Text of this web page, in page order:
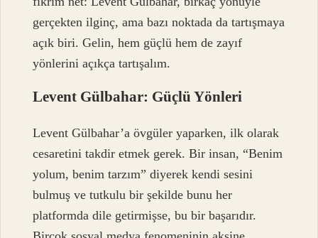
gerçekten ilginç, ama bazı noktada da tartışmaya
açık biri. Gelin, hem güçlü hem de zayıf
yönlerini açıkça tartışalım.
Levent Gülbahar: Güçlü Yönleri
Levent Gülbahar’a övgüler yaparken, ilk olarak
cesaretini takdir etmek gerek. Bir insan, “Benim
yolum, benim tarzım” diyerek kendi sesini
bulmuş ve tutkulu bir şekilde bunu her
platformda dile getirmişse, bu bir başarıdır.